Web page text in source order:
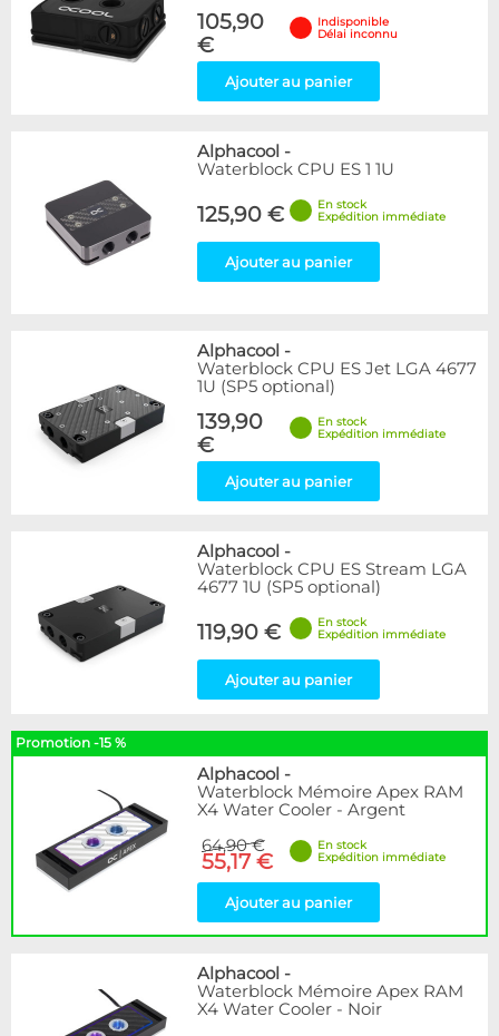
105,90
€
Indisponible
Délai inconnu
Ajouter au panier
Alphacool -
Waterblock CPU ES 1 1U
125,90 €
En stock
Expédition immédiate
Ajouter au panier
Alphacool -
Waterblock CPU ES Jet LGA 4677
1U (SP5 optional)
139,90
€
En stock
Expédition immédiate
Ajouter au panier
Alphacool -
Waterblock CPU ES Stream LGA
4677 1U (SP5 optional)
119,90 €
En stock
Expédition immédiate
Ajouter au panier
Promotion -15 %
Alphacool -
Waterblock Mémoire Apex RAM
X4 Water Cooler - Argent
64,90 €
55,17 €
En stock
Expédition immédiate
Ajouter au panier
Alphacool -
Waterblock Mémoire Apex RAM
X4 Water Cooler - Noir